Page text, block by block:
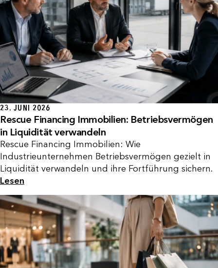
23. JUNI 2026
Rescue Financing Immobilien: Betriebsvermögen
in Liquidität verwandeln
Rescue Financing Immobilien: Wie
Industrieunternehmen Betriebsvermögen gezielt in
Liquidität verwandeln und ihre Fortführung sichern.
Lesen